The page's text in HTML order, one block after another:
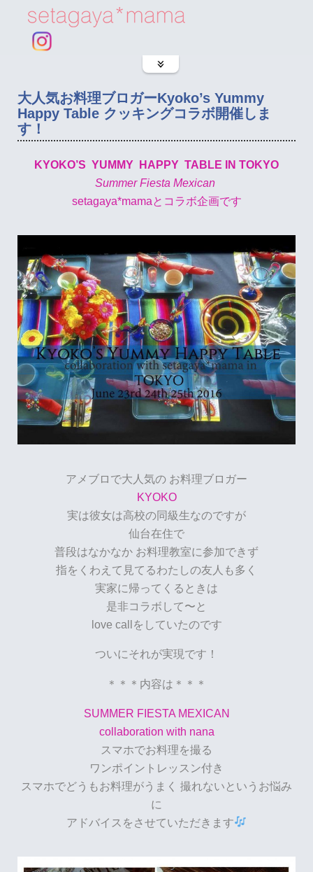
大人気お料理ブロガーKyoko’s Yummy
Happy Table クッキングコラボ開催しま
す！
KYOKO’S YUMMY HAPPY TABLE IN TOKYO
Summer Fiesta Mexican
setagaya*mamaとコラボ企画です
アメブロで大人気の お料理ブロガー
KYOKO
実は彼女は高校の同級生なのですが
仙台在住で
普段はなかなか お料理教室に参加できず
指をくわえて見てるわたしの友人も多く
実家に帰ってくるときは
是非コラボして〜と
love callをしていたのです
ついにそれが実現です！
＊＊＊内容は＊＊＊
SUMMER FIESTA MEXICAN
collaboration with nana
スマホでお料理を撮る
ワンポイントレッスン付き
スマホでどうもお料理がうまく 撮れないというお悩み
に
アドバイスをさせていただきます